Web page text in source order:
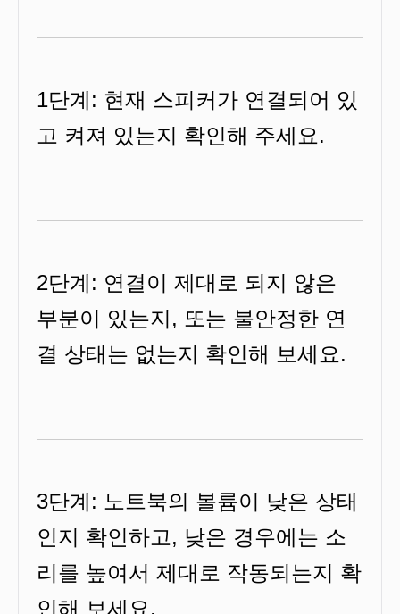
1단계: 현재 스피커가 연결되어 있
고 켜져 있는지 확인해 주세요.
2단계: 연결이 제대로 되지 않은
부분이 있는지, 또는 불안정한 연
결 상태는 없는지 확인해 보세요.
3단계: 노트북의 볼륨이 낮은 상태
인지 확인하고, 낮은 경우에는 소
리를 높여서 제대로 작동되는지 확
인해 보세요.